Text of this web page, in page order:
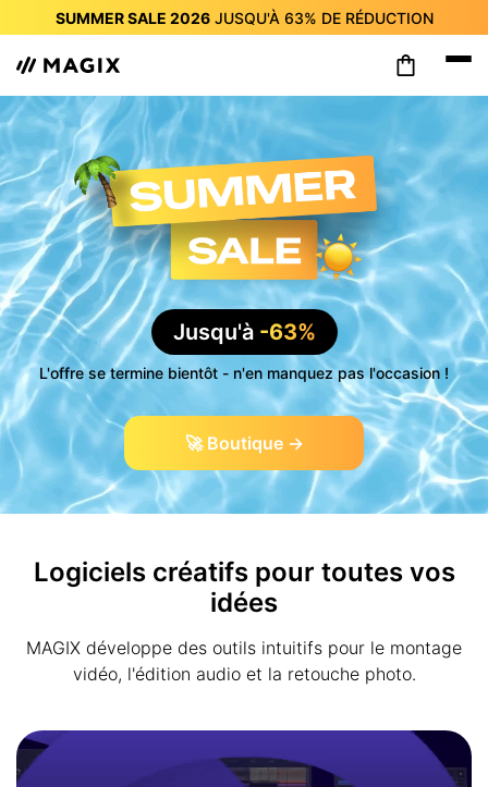
SUMMER SALE 2026JUSQU'À 63% DE RÉDUCTION
SUMMER SALE 2026
DE RÉDUCTION
SUMMER SALE 2026
JUSQU'À
SUMMER SALE 2026 JUSQU'À63%
SUMMER SALE 2026
JUSQU'À63%DE RÉDUCTION
SUMMER SALE 2026JUSQU'À 63%DE RÉDUCTION
Jusqu'à -63%
L'offre se termine bientôt - n'en manquez pas l'occasion !
🚀 Boutique →
Logiciels créatifs pour toutes vos
idées
MAGIX développe des outils intuitifs pour le montage
vidéo, l'édition audio et la retouche photo.